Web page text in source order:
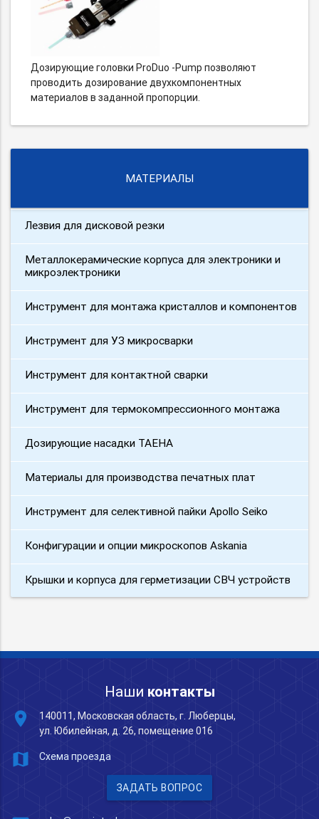
Дозирующие головки ProDuo -Pump позволяют
проводить дозирование двухкомпонентных
материалов в заданной пропорции.
МАТЕРИАЛЫ
Лезвия для дисковой резки
Металлокерамические корпуса для электроники и
микроэлектроники
Инструмент для монтажа кристаллов и компонентов
Инструмент для УЗ микросварки
Инструмент для контактной сварки
Инструмент для термокомпрессионного монтажа
Дозирующие насадки TAEHA
Материалы для производства печатных плат
Инструмент для селективной пайки Apollo Seiko
Конфигурации и опции микроскопов Askania
Крышки и корпуса для герметизации СВЧ устройств
Наши контакты
place
140011, Московская область, г. Люберцы,
ул. Юбилейная, д. 26, помещение 016
map Схема проезда
ЗАДАТЬ ВОПРОС